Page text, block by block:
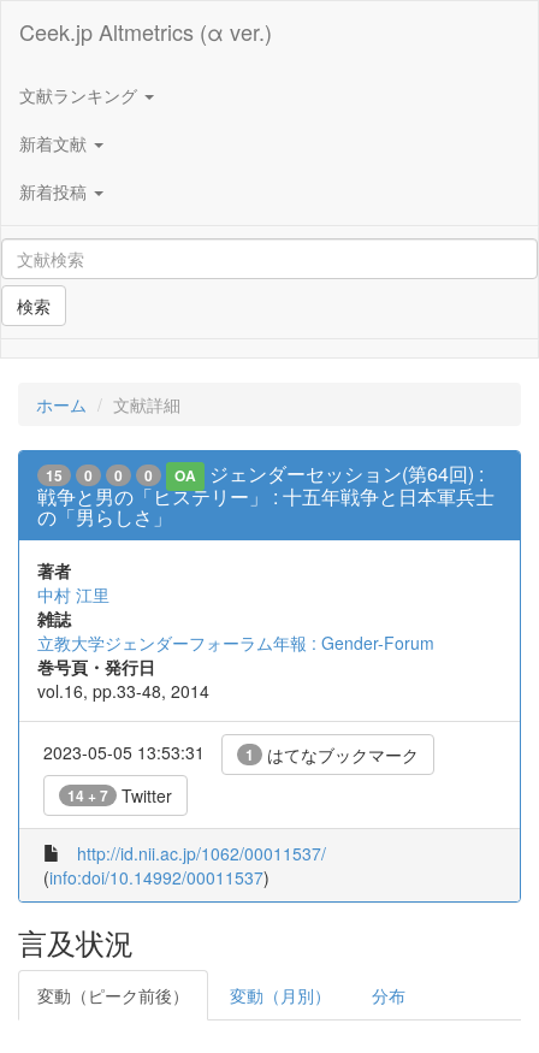
Ceek.jp Altmetrics (α ver.)
文献ランキング
新着文献
新着投稿
検索
ホーム 文献詳細
15 0 0 0 OA
ジェンダーセッション(第64回) :
戦争と男の「ヒステリー」 : 十五年戦争と日本軍兵士
の「男らしさ」
著者
中村 江里
雑誌
立教大学ジェンダーフォーラム年報 : Gender-Forum
巻号頁・発行日
vol.16, pp.33-48, 2014
2023-05-05 13:53:31 1 はてなブックマーク
14 + 7 Twitter
http://id.nii.ac.jp/1062/00011537/
(info:doi/10.14992/00011537)
言及状況
変動（ピーク前後） 変動（月別） 分布